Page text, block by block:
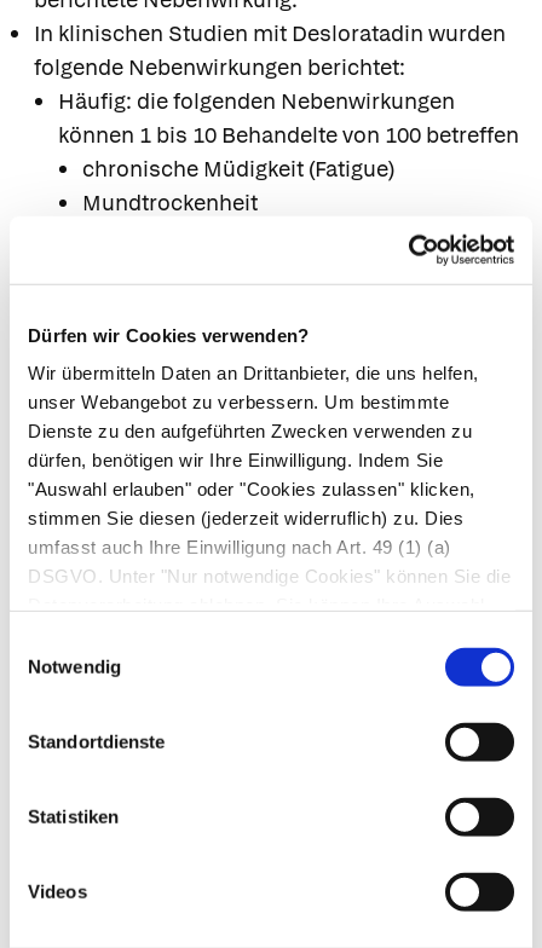
Dürfen wir Cookies verwenden?
Wir übermitteln Daten an Drittanbieter, die uns helfen,
unser Webangebot zu verbessern. Um bestimmte
Dienste zu den aufgeführten Zwecken verwenden zu
dürfen, benötigen wir Ihre Einwilligung. Indem Sie
"Auswahl erlauben" oder "Cookies zulassen" klicken,
stimmen Sie diesen (jederzeit widerruflich) zu. Dies
umfasst auch Ihre Einwilligung nach Art. 49 (1) (a)
DSGVO. Unter "Nur notwendige Cookies" können Sie die
Notwendig
Standortdienste
Statistiken
Videos
In klinischen Studien mit Desloratadin wurden
folgende Nebenwirkungen berichtet:
Häufig: die folgenden Nebenwirkungen
können 1 bis 10 Behandelte von 100 betreffen
chronische Müdigkeit (Fatigue)
Mundtrockenheit
Während der Vermarktung von Desloratadin
Sehr selten: die folgenden Nebenwirkungen
können weniger als 1 von 10.000 Behandelten
betreffen
schwere allergische Reaktionen
Hautausschlag
Herzklopfen oder unregelmäßiger
Herzschlag
Herzjagen
Bauchschmerzen
Erbrechen
Durchfall
Benommenheit